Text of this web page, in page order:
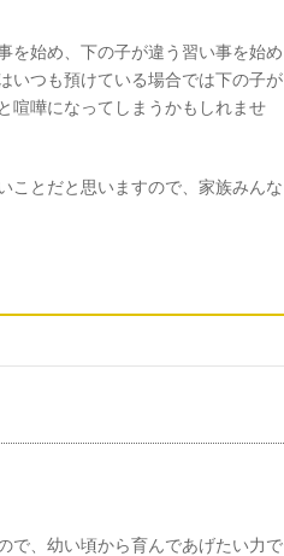
を始め、下の子が違う習い事を始め
いつも預けている場合では下の子が
と喧嘩になってしまうかもしれませ
ことだと思いますので、家族みんな
で、幼い頃から育んであげたい力で